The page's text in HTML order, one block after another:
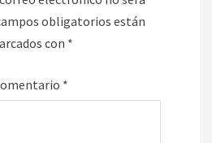
obligatorios están
con *
*